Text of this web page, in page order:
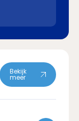
Bekijk
meer